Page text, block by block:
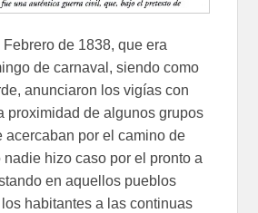
de 1838, que era
de carnaval, siendo como
anunciaron los vigías con
proximidad de algunos grupos
acercaban por el camino de
hizo caso por el pronto a
en aquellos pueblos
habitantes a las continuas